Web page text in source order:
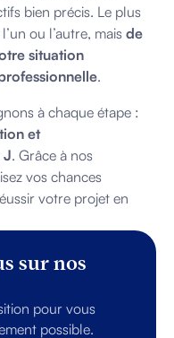
sur nos
pour vous
possible.
bien précis. Le plus
ou l’autre, mais de
situation
.
à chaque étape :
et
J. Grâce à nos
vos chances
votre projet en